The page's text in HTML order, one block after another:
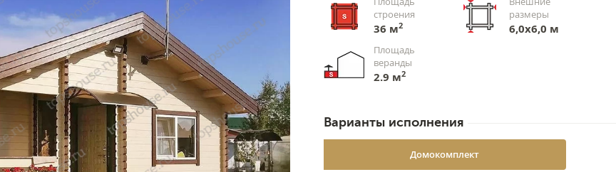
строения
36 м2
размеры
6,0x6,0 м
Площадь
веранды
2.9 м2
Варианты исполнения
Домокомплект